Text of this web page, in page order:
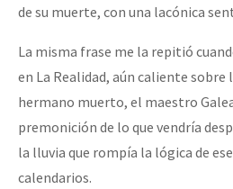
de su muerte, con una lacónica
La misma frase me la repitió
en La Realidad, aún caliente
hermano muerto, el maestro
premonición de lo que vendría
la lluvia que rompía la lógica de
calendarios.